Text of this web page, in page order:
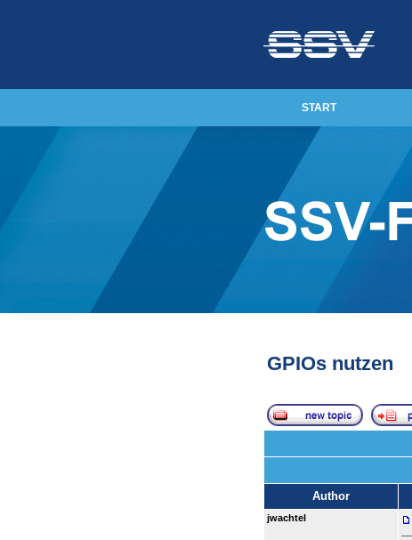
START
GPIOs nutzen
Author
jwachtel